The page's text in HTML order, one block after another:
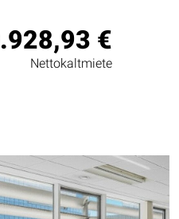
€
Nettokaltmiete